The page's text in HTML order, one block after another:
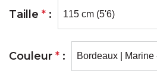
Taille * :
Couleur * :